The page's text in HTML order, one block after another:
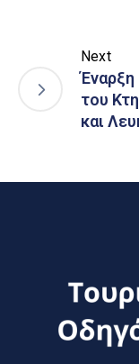
Next
του
και